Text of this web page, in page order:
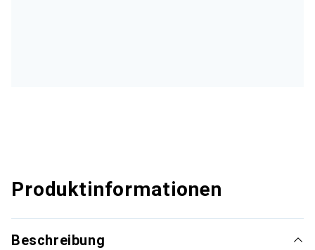
Produktinformationen
Beschreibung